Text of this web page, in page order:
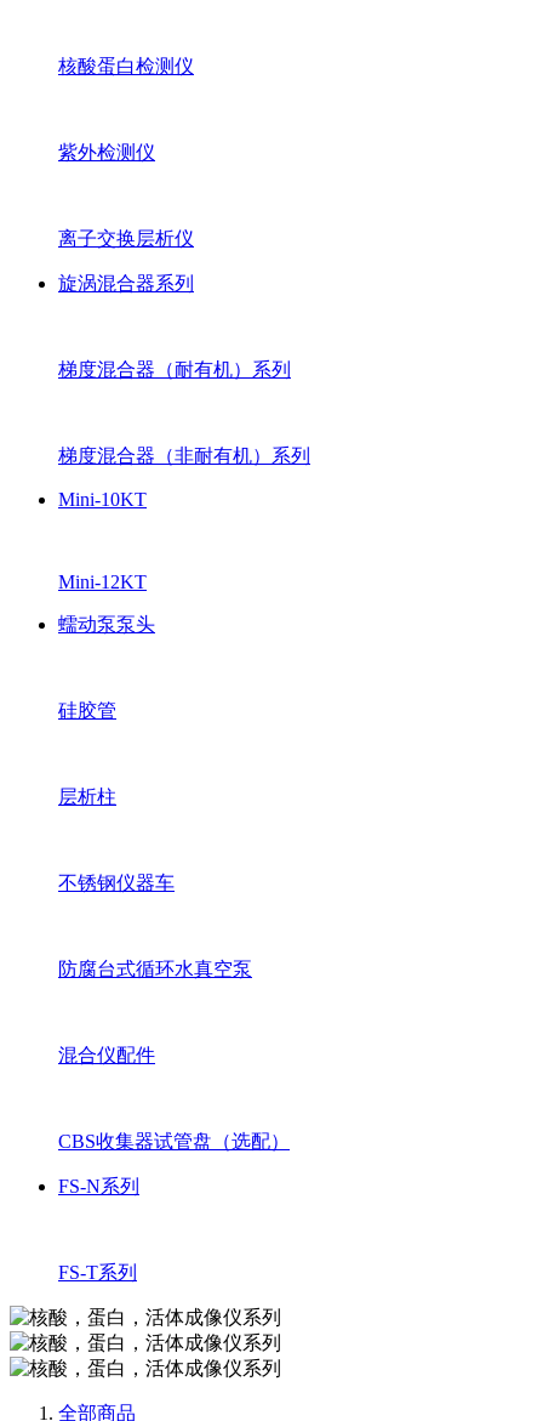
核酸蛋白检测仪
紫外检测仪
离子交换层析仪
旋涡混合器系列
梯度混合器（耐有机）系列
梯度混合器（非耐有机）系列
Mini-10KT
Mini-12KT
蠕动泵泵头
硅胶管
层析柱
不锈钢仪器车
防腐台式循环水真空泵
混合仪配件
CBS收集器试管盘（选配）
FS-N系列
FS-T系列
全部商品